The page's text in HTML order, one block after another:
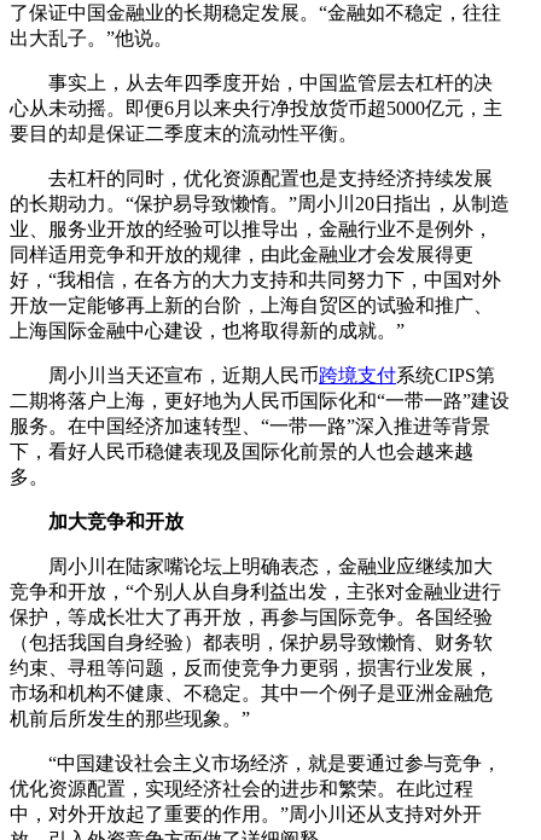
了保证中国金融业的长期稳定发展。“金融如不稳定，往往
出大乱子。”他说。
事实上，从去年四季度开始，中国监管层去杠杆的决
心从未动摇。即便6月以来央行净投放货币超5000亿元，主
要目的却是保证二季度末的流动性平衡。
去杠杆的同时，优化资源配置也是支持经济持续发展
的长期动力。“保护易导致懒惰。”周小川20日指出，从制造
业、服务业开放的经验可以推导出，金融行业不是例外，
同样适用竞争和开放的规律，由此金融业才会发展得更
好，“我相信，在各方的大力支持和共同努力下，中国对外
开放一定能够再上新的台阶，上海自贸区的试验和推广、
上海国际金融中心建设，也将取得新的成就。”
周小川当天还宣布，近期人民币跨境支付系统CIPS第
二期将落户上海，更好地为人民币国际化和“一带一路”建设
服务。在中国经济加速转型、“一带一路”深入推进等背景
下，看好人民币稳健表现及国际化前景的人也会越来越
多。
加大竞争和开放
周小川在陆家嘴论坛上明确表态，金融业应继续加大
竞争和开放，“个别人从自身利益出发，主张对金融业进行
保护，等成长壮大了再开放，再参与国际竞争。各国经验
（包括我国自身经验）都表明，保护易导致懒惰、财务软
约束、寻租等问题，反而使竞争力更弱，损害行业发展，
市场和机构不健康、不稳定。其中一个例子是亚洲金融危
机前后所发生的那些现象。”
“中国建设社会主义市场经济，就是要通过参与竞争，
优化资源配置，实现经济社会的进步和繁荣。在此过程
中，对外开放起了重要的作用。”周小川还从支持对外开